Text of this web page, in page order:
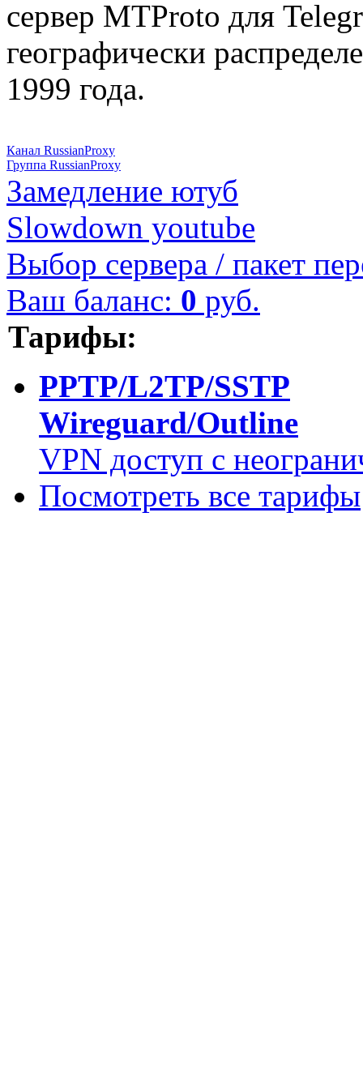
сервер MTProto для
географически
1999 года.
Канал RussianProxy
Группа RussianProxy
Замедление ютуб
Slowdown youtube
Выбор сервера / пакет
Ваш баланс: 0 руб.
Тарифы:
PPTP/L2TP/SSTP
Wireguard/Outline
VPN доступ с
Посмотреть все тарифы